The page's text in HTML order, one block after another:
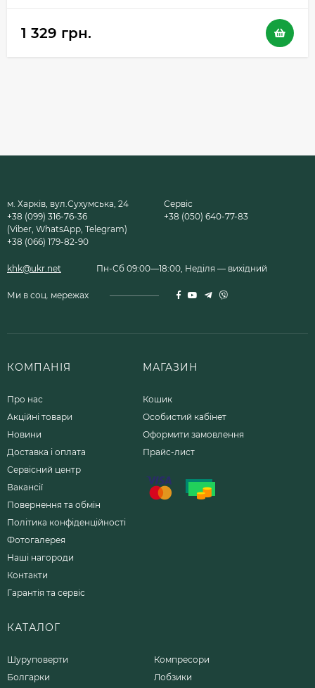
1 329 грн.
м. Харків, вул.Сухумська, 24
+38 (099) 316-76-36
(Viber, WhatsApp, Telegram)
+38 (066) 179-82-90
Сервіс
+38 (050) 640-77-83
khk@ukr.net Пн-Сб 09:00—18:00, Неділя — вихідний
Ми в соц. мережах
КОМПАНІЯ
Про нас
Акційні товари
Новини
Доставка і оплата
Сервісний центр
Вакансії
Повернення та обмін
Політика конфіденційності
Фотогалерея
Наші нагороди
Контакти
Гарантія та сервіс
МАГАЗИН
Кошик
Особистий кабінет
Оформити замовлення
Прайс-лист
КАТАЛОГ
Шуруповерти
Болгарки
Компресори
Лобзики